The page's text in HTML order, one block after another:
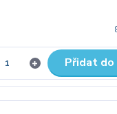
Přidat do